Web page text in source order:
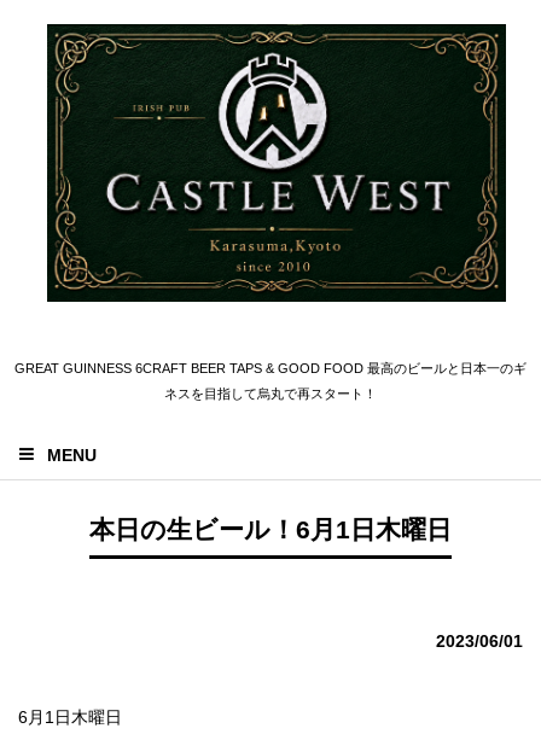
GREAT GUINNESS 6CRAFT BEER TAPS & GOOD FOOD 最高のビールと日本一のギ
ネスを目指して烏丸で再スタート！
MENU
本日の生ビール！6月1日木曜日
2023/06/01
6月1日木曜日